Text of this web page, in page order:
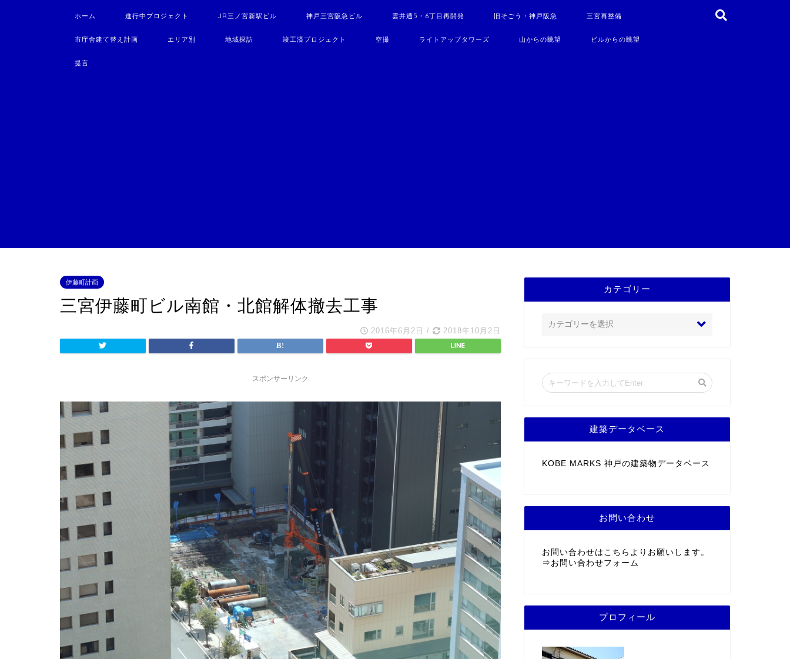
ホーム 進行中プロジェクト JR三ノ宮新駅ビル 神戸三宮阪急ビル 雲井通5・6丁目再開発 旧そごう・神戸阪急 三宮再整備
市庁舎建て替え計画 エリア別 地域探訪 竣工済プロジェクト 空撮 ライトアップタワーズ 山からの眺望 ビルからの眺望
提言
伊藤町計画
三宮伊藤町ビル南館・北館解体撤去工事
2016年6月2日 / 2018年10月2日
スポンサーリンク
カテゴリー
建築データベース
KOBE MARKS 神戸の建築物データベース
お問い合わせ
お問い合わせはこちらよりお願いします。
⇒ お問い合わせフォーム
プロフィール